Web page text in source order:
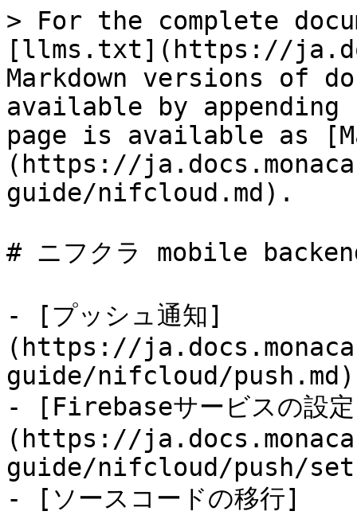
> For the complete
[llms.txt](https://
Markdown versions of
available by
page is available as
(https://
guide/nifcloud.md).
# ニフクラ mobile
- [プッシュ通知]
(https://
guide/nifcloud/push.md)
- [Firebaseサービスの設
(https://
guide/nifcloud/push/
- [ソースコードの移行]